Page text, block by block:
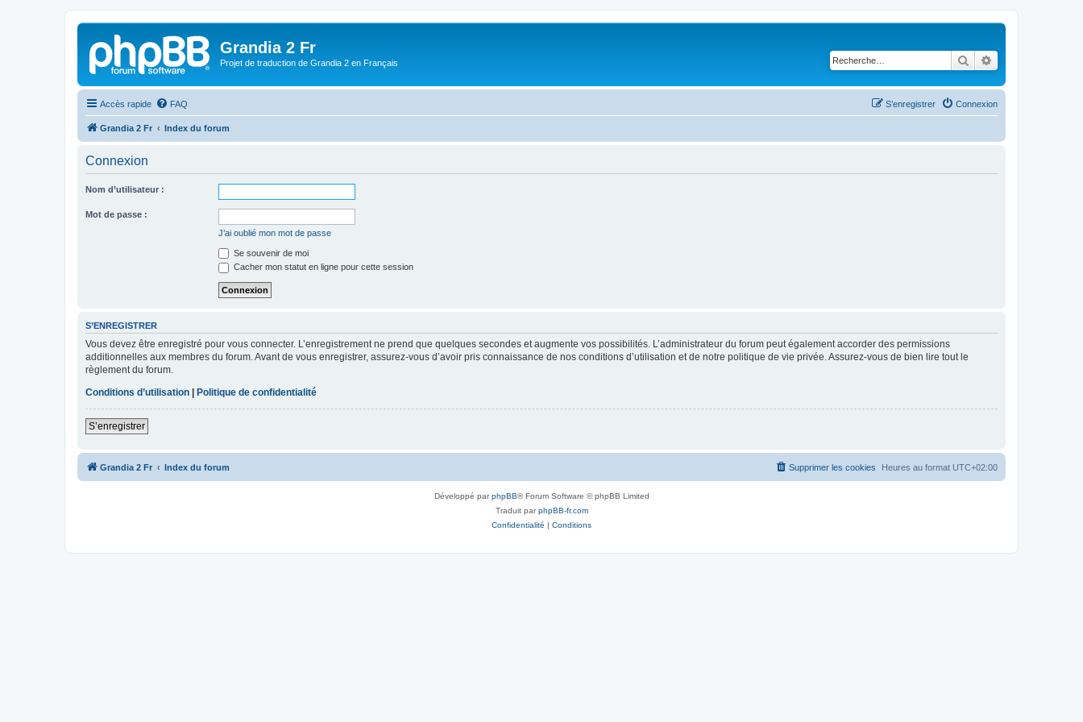
Grandia 2 Fr
Projet de traduction de Grandia 2 en Français Rechercher
Accès rapide FAQ Connexion
S’enregistrer
Grandia 2 Fr Index du forum
Connexion
Nom d’utilisateur :
Mot de passe :
J’ai oublié mon mot de passe
Se souvenir de moi
Cacher mon statut en ligne pour cette session
S’ENREGISTRER
Vous devez être enregistré pour vous connecter. L’enregistrement ne prend que quelques secondes et augmente vos possibilités. L’administrateur du forum peut également accorder des permissions
additionnelles aux membres du forum. Avant de vous enregistrer, assurez-vous d’avoir pris connaissance de nos conditions d’utilisation et de notre politique de vie privée. Assurez-vous de bien lire tout le
règlement du forum.
Conditions d’utilisation
Politique de confidentialité
S’enregistrer
Grandia 2 Fr Index du forum Heures au format UTC+02:00
Supprimer les cookies
Développé parphpBB® Forum Software © phpBB Limited
Traduit parphpBB-fr.com
Confidentialité | Conditions